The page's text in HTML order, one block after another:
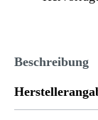
Beschreibung